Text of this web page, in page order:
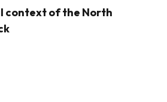
context of the North